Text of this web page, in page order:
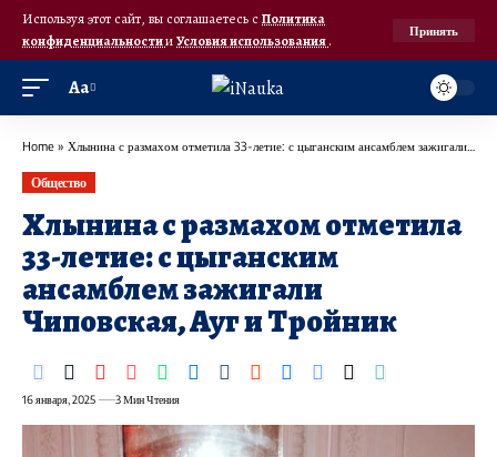
Используя этот сайт, вы соглашаетесь с Политика
конфиденциальностииУсловия использования.
Принять
Аа
Home » Хлынина с размахом отметила 33-летие: с цыганским ансамблем зажигали Чиповская, Ауг и Тройник
Общество
Хлынина с размахом отметила
33-летие: с цыганским
ансамблем зажигали
Чиповская, Ауг и Тройник
16 января, 2025 3 Мин Чтения